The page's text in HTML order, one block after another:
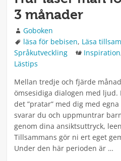
3 månader
Författare
Goboken
Taggar
läsa för bebisen, Läsa
Språkutveckling
Kategorier
Inspiration
Lästips
Mellan tredje och fjärde
ömsesidiga dialogen med
det ”pratar” med dig med
svarar du och uppmuntrar
genom dina ansiktsuttryck,
Tillsammans gör ni ert eget
Under den här perioden är …